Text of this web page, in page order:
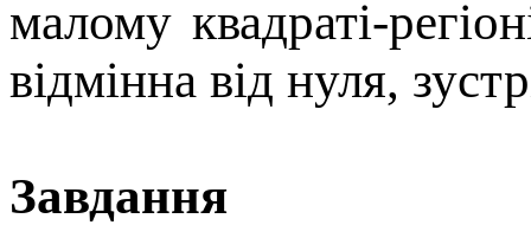
малому квадраті-
відмінна від нуля,
Завдання